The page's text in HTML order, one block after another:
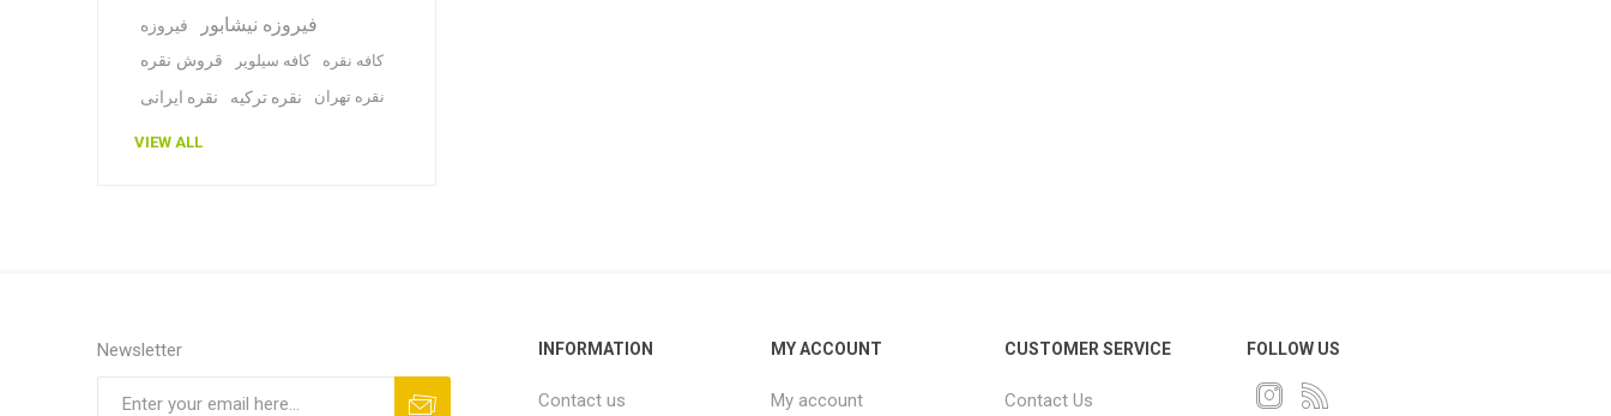
فیروزه فیروزه نیشابور
قروش نقره کافه سیلویر کافه نقره
نقره ایرانی نقره ترکیه نقره تهران
VIEW ALL
Newsletter INFORMATION
Contact us
MY ACCOUNT
My account
CUSTOMER SERVICE
Contact Us
FOLLOW US